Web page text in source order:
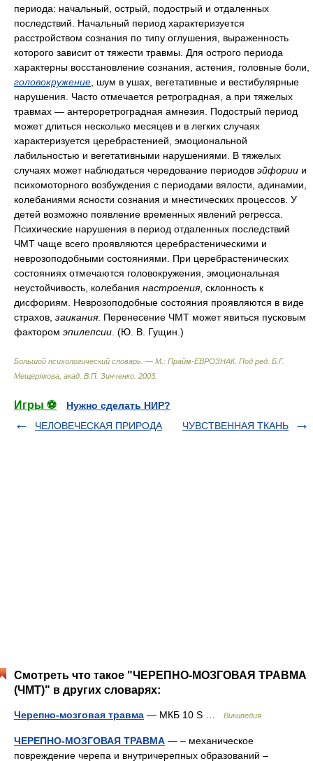
периода: начальный, острый, подострый и отдаленных
последствий. Начальный период характеризуется
расстройством сознания по типу оглушения, выраженность
которого зависит от тяжести травмы. Для острого периода
характерны восстановление сознания, астения, головные боли,
головокружение , шум в ушах, вегетативные и вестибулярные
нарушения. Часто отмечается ретроградная, а при тяжелых
травмах — антероретроградная амнезия. Подострый период
может длиться несколько месяцев и в легких случаях
характеризуется церебрастенией, эмоциональной
лабильностью и вегетативными нарушениями. В тяжелых
случаях может наблюдаться чередование периодов эйфории и
психомоторного возбуждения с периодами вялости, адинамии,
колебаниями ясности сознания и мнестических процессов. У
детей возможно появление временных явлений регресса.
Психические нарушения в период отдаленных последствий
ЧМТ чаще всего проявляются церебрастеническими и
неврозоподобными состояниями. При церебрастенических
состояниях отмечаются головокружения, эмоциональная
неустойчивость, колебания настроения, склонность к
дисфориям. Неврозоподобные состояния проявляются в виде
страхов, заикания. Перенесение ЧМТ может явиться пусковым
фактором эпилепсии . (Ю. В. Гущин.)
Большой психологический словарь. — М.: Прайм-ЕВРОЗНАК. Под ред. Б.Г.
Мещерякова, акад. В.П. Зинченко 2003
Игры ⚽
Нужно сделать НИР?
ЧЕЛОВЕЧЕСКАЯ ПРИРОДА
ЧУВСТВЕННАЯ ТКАНЬ
Смотреть что такое "ЧЕРЕПНО-МОЗГОВАЯ ТРАВМА
(ЧМТ)" в других словарях:
Черепно-мозговая травма — МКБ 10 S … Википедия
ЧЕРЕПНО-МОЗГОВАЯ ТРАВМА — – механическое
повреждение черепа и внутричерепных образований –